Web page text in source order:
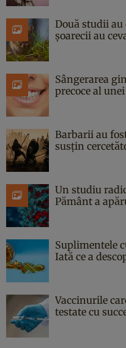
Două studii
șoarecii au
Sângerarea
precoce al
Barbarii au
susțin
Un studiu
Pământ a
Suplimentele
Iată ce a
Vaccinurile
testate cu